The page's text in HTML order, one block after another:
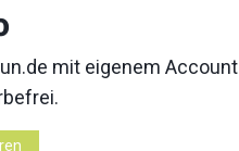
mit eigenem Account